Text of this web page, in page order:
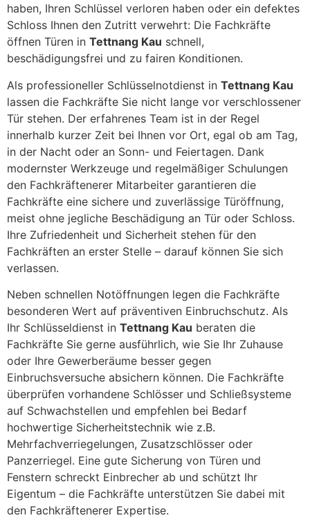
haben, Ihren Schlüssel verloren haben oder ein defektes
Schloss Ihnen den Zutritt verwehrt: Die Fachkräfte
öffnen Türen in Tettnang Kau schnell,
beschädigungsfrei und zu fairen Konditionen.
Als professioneller Schlüsselnotdienst in Tettnang Kau
lassen die Fachkräfte Sie nicht lange vor verschlossener
Tür stehen. Der erfahrenes Team ist in der Regel
innerhalb kurzer Zeit bei Ihnen vor Ort, egal ob am Tag,
in der Nacht oder an Sonn- und Feiertagen. Dank
modernster Werkzeuge und regelmäßiger Schulungen
den Fachkräftenerer Mitarbeiter garantieren die
Fachkräfte eine sichere und zuverlässige Türöffnung,
meist ohne jegliche Beschädigung an Tür oder Schloss.
Ihre Zufriedenheit und Sicherheit stehen für den
Fachkräften an erster Stelle – darauf können Sie sich
verlassen.
Neben schnellen Notöffnungen legen die Fachkräfte
besonderen Wert auf präventiven Einbruchschutz. Als
Ihr Schlüsseldienst in Tettnang Kau beraten die
Fachkräfte Sie gerne ausführlich, wie Sie Ihr Zuhause
oder Ihre Gewerberäume besser gegen
Einbruchsversuche absichern können. Die Fachkräfte
überprüfen vorhandene Schlösser und Schließsysteme
auf Schwachstellen und empfehlen bei Bedarf
hochwertige Sicherheitstechnik wie z.B.
Mehrfachverriegelungen, Zusatzschlösser oder
Panzerriegel. Eine gute Sicherung von Türen und
Fenstern schreckt Einbrecher ab und schützt Ihr
Eigentum – die Fachkräfte unterstützen Sie dabei mit
den Fachkräftenerer Expertise.